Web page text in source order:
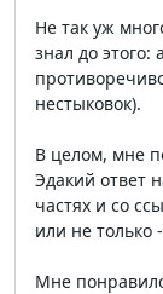
Не так уж
знал до этого:
нестыковок).
В целом, мне
Эдакий ответ
частях и со
или не только
Мне